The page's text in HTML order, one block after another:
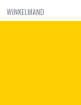
WINKELMAND